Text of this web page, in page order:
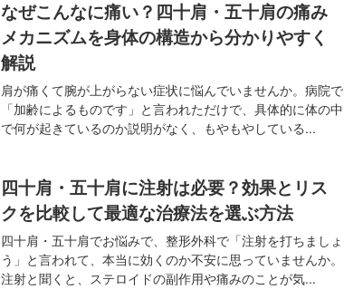
なぜこんなに痛い？四十肩・五十肩の痛み
メカニズムを身体の構造から分かりやすく
解説
肩が痛くて腕が上がらない症状に悩んでいませんか。病院で
「加齢によるものです」と言われただけで、具体的に体の中
で何が起きているのか説明がなく、もやもやしている...
四十肩・五十肩に注射は必要？効果とリス
クを比較して最適な治療法を選ぶ方法
四十肩・五十肩でお悩みで、整形外科で「注射を打ちましょ
う」と言われて、本当に効くのか不安に思っていませんか。
注射と聞くと、ステロイドの副作用や痛みのことが気...